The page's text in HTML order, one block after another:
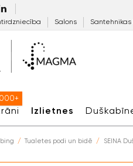
Salons Santehnikas
Izlietnes
Tualetes podi un bidē SEINA